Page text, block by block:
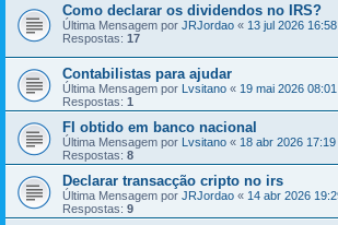
Como declarar os dividendos no IRS?
Última Mensagem por JRJordao « 13 jul 2026 16:58
Respostas: 17
Contabilistas para ajudar
Última Mensagem por Lvsitano « 19 mai 2026 08:01
Respostas: 1
FI obtido em banco nacional
Última Mensagem por Lvsitano « 18 abr 2026 17:19
Respostas: 8
Declarar transacção cripto no irs
Última Mensagem por JRJordao « 14 abr 2026
Respostas: 9